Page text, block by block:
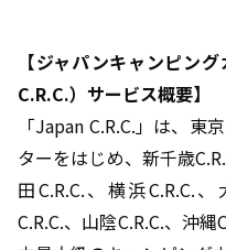
【ジャパンキャンピン
C.R.C.）サービス概要】
「Japan C.R.C.」は、
ターをはじめ、新千歳
田C.R.C.、横浜C.R.C.
C.R.C.、山陰C.R.C.、沖